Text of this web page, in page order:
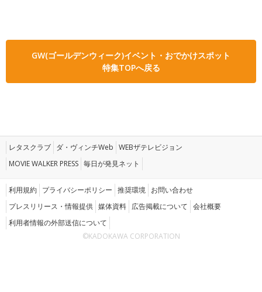
GW(ゴールデンウィーク)イベント・おでかけスポット
特集TOPへ戻る
レタスクラブ ダ・ヴィンチWeb WEBザテレビジョン
MOVIE WALKER PRESS 毎日が発見ネット
利用規約 プライバシーポリシー 推奨環境 お問い合わせ
プレスリリース・情報提供 媒体資料 広告掲載について 会社概要
利用者情報の外部送信について
©KADOKAWA CORPORATION